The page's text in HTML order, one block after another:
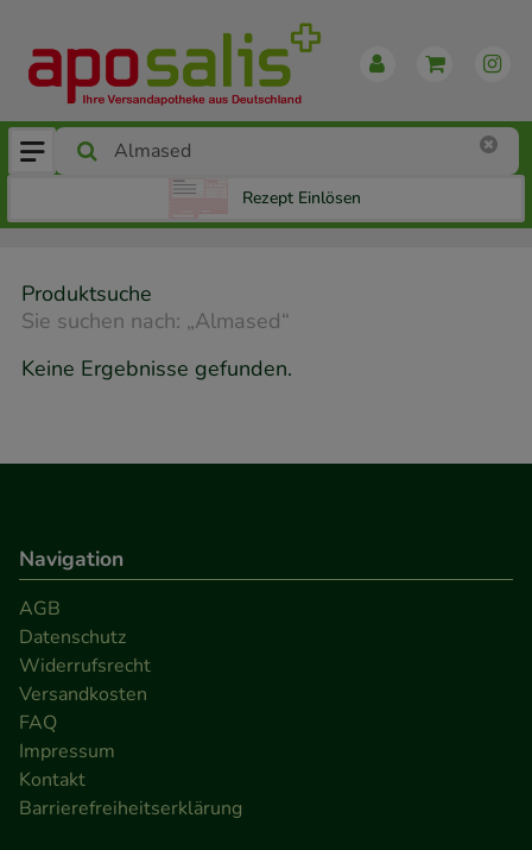
Rezept Einlösen
Produktsuche
Sie suchen nach: „Almased“
Keine Ergebnisse gefunden.
Navigation
AGB
Datenschutz
Widerrufsrecht
Versandkosten
FAQ
Impressum
Kontakt
Barrierefreiheitserklärung